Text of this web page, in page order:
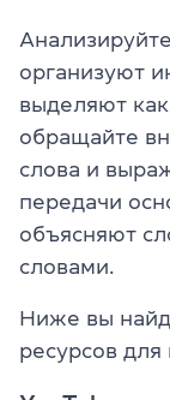
организуют
выделяют
обращайте
слова и
передачи
объясняют
словами.
Ниже вы
ресурсов для